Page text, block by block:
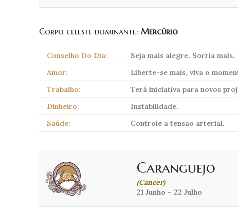
Corpo celeste dominante: Mercúrio
Conselho Do Dia:
Seja mais alegre. Sorria mais.
Amor:
Liberte-se mais, viva o
Trabalho:
Terá iniciativa para novos
Dinheiro:
Instabilidade.
Saúde:
Controle a tensão arterial.
Caranguejo
(Cancer)
21 Junho – 22 Julho